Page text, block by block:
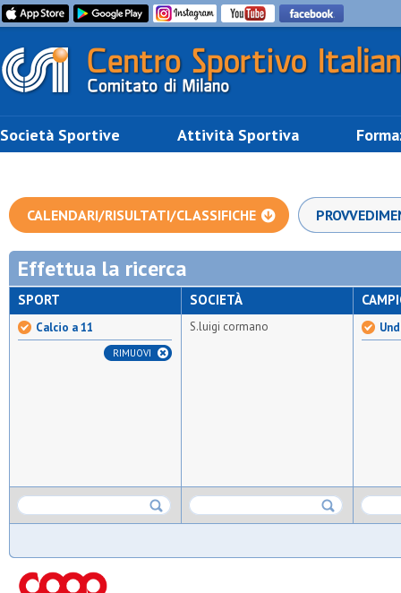
Società Sportive Attività Sportiva
CALENDARI/RISULTATI/CLASSIFICHE
Effettua la ricerca
SPORT
Calcio a 11
RIMUOVI
SOCIETÀ
S.luigi cormano